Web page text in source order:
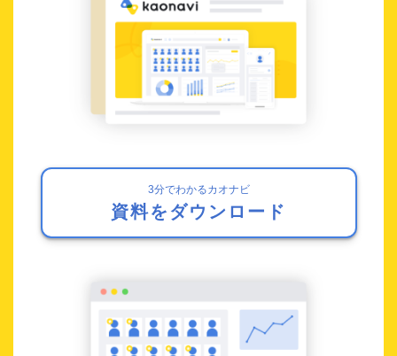
3分でわかるカオナビ
資料をダウンロード